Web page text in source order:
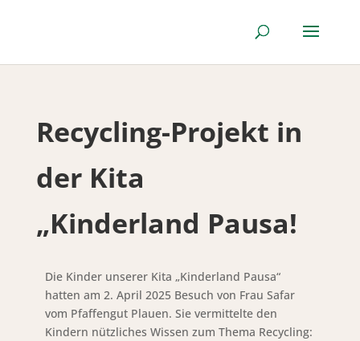
Recycling-Projekt in
der Kita
„Kinderland Pausa!
Die Kinder unserer Kita „Kinderland Pausa“
hatten am 2. April 2025 Besuch von Frau Safar
vom Pfaffengut Plauen. Sie vermittelte den
Kindern nützliches Wissen zum Thema Recycling: